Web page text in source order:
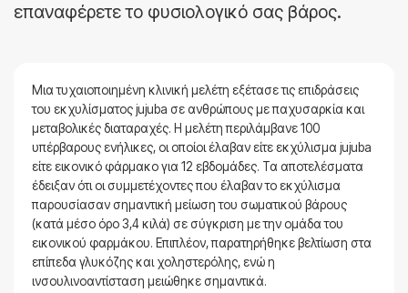
επαναφέρετε το φυσιολογικό σας βάρος.
Μια τυχαιοποιημένη κλινική μελέτη εξέτασε τις επιδράσεις
του εκχυλίσματος jujuba σε ανθρώπους με παχυσαρκία και
μεταβολικές διαταραχές. Η μελέτη περιλάμβανε 100
υπέρβαρους ενήλικες, οι οποίοι έλαβαν είτε εκχύλισμα jujuba
είτε εικονικό φάρμακο για 12 εβδομάδες. Τα αποτελέσματα
έδειξαν ότι οι συμμετέχοντες που έλαβαν το εκχύλισμα
παρουσίασαν σημαντική μείωση του σωματικού βάρους
(κατά μέσο όρο 3,4 κιλά) σε σύγκριση με την ομάδα του
εικονικού φαρμάκου. Επιπλέον, παρατηρήθηκε βελτίωση στα
επίπεδα γλυκόζης και χοληστερόλης, ενώ η
ινσουλινοαντίσταση μειώθηκε σημαντικά.